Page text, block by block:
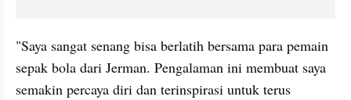
"Saya sangat senang bisa berlatih bersama para pemain
sepak bola dari Jerman. Pengalaman ini membuat saya
semakin percaya diri dan terinspirasi untuk terus